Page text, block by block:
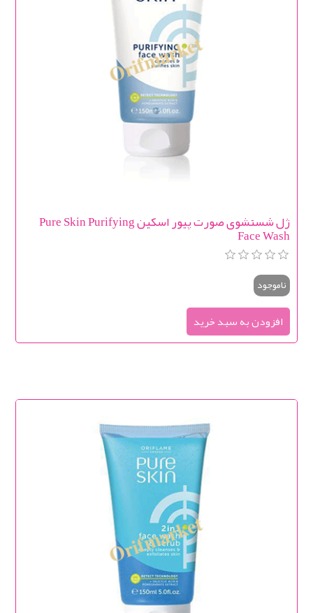
ژل شستشوی صورت پیور اسکین Pure Skin Purifying
Face Wash
ناموجود